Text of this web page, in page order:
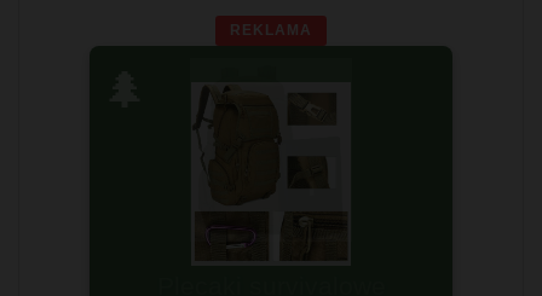
REKLAMA